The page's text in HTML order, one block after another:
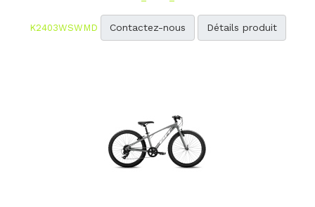
K2403WSWMD Contactez-nous Détails produit